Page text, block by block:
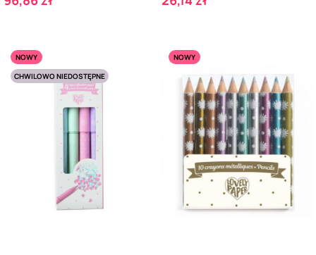
NOWY
CHWILOWO NIEDOSTĘPNE
NOWY